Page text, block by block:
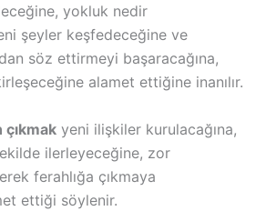
yokluk nedir
şeyler keşfedeceğine ve
söz ettirmeyi başaracağına,
alamet ettiğine inanılır.
çıkmakyeni ilişkiler kurulacağına,
ilerleyeceğine, zor
ferahlığa çıkmaya
ettiği söylenir.